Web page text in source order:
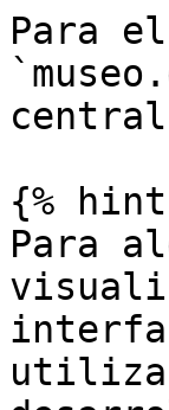
Para
{%
Para